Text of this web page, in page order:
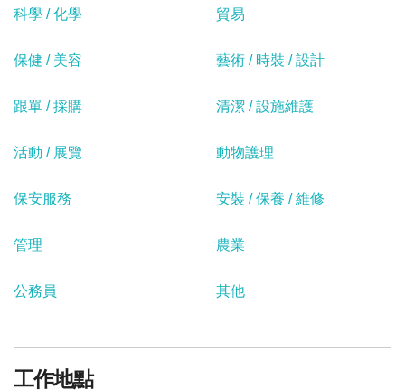
科學 / 化學 貿易
保健 / 美容 藝術 / 時裝 / 設計
跟單 / 採購 清潔 / 設施維護
活動 / 展覽 動物護理
保安服務 安裝 / 保養 / 維修
管理 農業
公務員 其他
工作地點